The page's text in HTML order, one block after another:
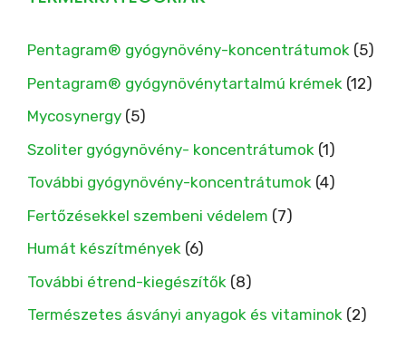
Pentagram® gyógynövény-koncentrátumok (5)
Pentagram® gyógynövénytartalmú krémek (12)
Mycosynergy (5)
Szoliter gyógynövény- koncentrátumok (1)
További gyógynövény-koncentrátumok (4)
Fertőzésekkel szembeni védelem (7)
Humát készítmények (6)
További étrend-kiegészítők (8)
Természetes ásványi anyagok és vitaminok (2)